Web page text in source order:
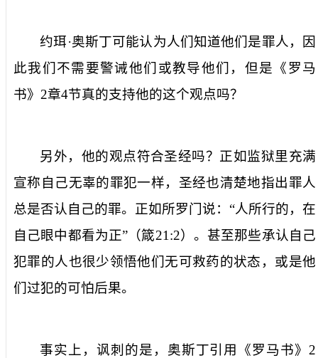
约珥·奥斯丁可能认为人们知道他们是罪人，因
此我们不需要警诫他们或教导他们，但是《罗马
书》 2章4节真的支持他的这个观点吗？
另外，他的观点符合圣经吗？正如监狱里充满
宣称自己无辜的罪犯一样，圣经也清楚地指出罪人
总是否认自己的罪。正如所罗门说：“人所行的，在
自己眼中都看为正”（箴21:2）。甚至那些承认自己
犯罪的人也很少领悟他们无可救药的状态，或是他
们过犯的可怕后果。
事实上，讽刺的是，奥斯丁引用《罗马书》 2